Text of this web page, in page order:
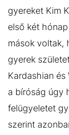
gyereket Kim
első két
mások voltak,
gyerek
Kardashian
a bíróság úgy
felügyeletet
szerint